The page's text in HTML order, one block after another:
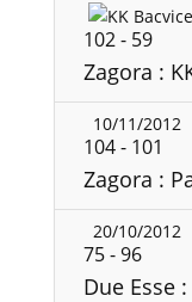
102- 59
Zagora :
10/11/2012
104- 101
Zagora :
20/10/2012
75-96
Due Esse